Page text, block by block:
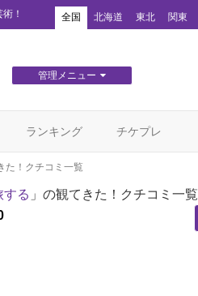
！ 全国 北海道 東北 関東
管理メニュー
ランキング チケプレ
た！クチコミ一覧
る 」の観てきた！クチコミ一覧